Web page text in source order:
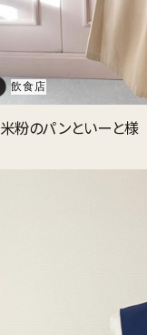
飲食店
米粉のパンといーと様